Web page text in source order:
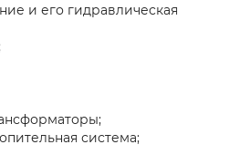
и его гидравлическая
система;